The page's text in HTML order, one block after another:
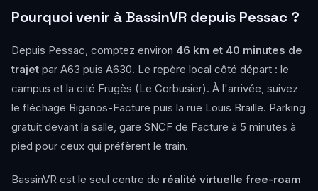
Pourquoi venir à BassinVR depuis Pessac ?
Depuis Pessac, comptez environ 46 km et 40 minutes de
trajet par A63 puis A630. Le repère local côté départ : le
campus et la cité Frugès (Le Corbusier). À l'arrivée, suivez
le fléchage Biganos-Facture puis la rue Louis Braille. Parking
gratuit devant la salle, gare SNCF de Facture à 5 minutes à
pied pour ceux qui préfèrent le train.
BassinVR est le seul centre de réalité virtuelle free-roam